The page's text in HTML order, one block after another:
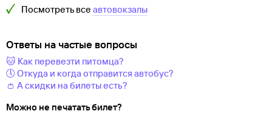
Посмотреть все автовокзалы
Ответы на частые вопросы
🐱 Как перевезти питомца?
🕔 Откуда и когда отправится автобус?
👛 А скидки на билеты есть?
Можно не печатать билет?